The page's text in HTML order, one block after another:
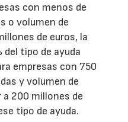
con menos de
o volumen de
de euros, la
tipo de ayuda
empresas con 750
y volumen de
200 millones de
tipo de ayuda.